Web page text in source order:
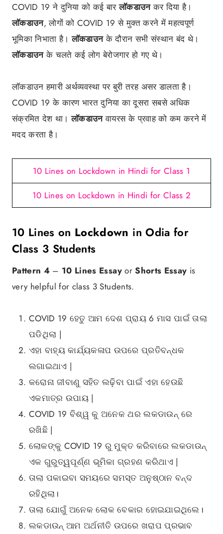
COVID 19 ने दुनिया को कई बारलॉकडाउनकर दिया है।
लॉकडाउन, लोगों को COVID 19 से मुक्त करने में महत्वपूर्ण
भूमिका निभाता है।लॉकडाउनके दौरान सभी संस्थान बंद थे।
लॉकडाउनके चलते कई लोग बेरोजगार हो गए थे।
लॉकडाउन हमारी अर्थव्यवस्था पर बुरी तरह असर डालता है।
COVID 19 के कारण भारत दुनिया का दूसरा सबसे अधिक
संक्रमित देश था।लॉकडाउनवायरस के प्रवाह को कम करने में
मदद करता है।
10 Lines on Lockdown in Hindi for Class 1
10 Lines on Lockdown in Hindi for Class 2
10 Lines on Lockdown in Odia for
Class 3 Students
Pattern 4 – 10 Lines EssayorShorts Essay is
very helpful for class 3 Students.
COVID 19 ହେତୁ ଆମ ଦେଶ ପ୍ରାୟ 6 ମାସ ପାଇଁ ତାଲା
ପଡିଥିଲା ​​|
ଏହା ବାହ୍ୟ କାର୍ଯ୍ୟକଳାପ ଉପରେ ପ୍ରତିବନ୍ଧକ
ଲଗାଇଥାଏ |
କରୋନା ଜୀବାଣୁ ସହିତ ଲଢ଼ିବା ପାଇଁ ଏହା ହେଉଛି
ଏକମାତ୍ର ଉପାୟ |
COVID 19 ବିଶ୍ୱ କୁ ଅନେକ ଥର ଲକଡାଉନ୍ ରେ
ରଖିଛି |
ଲୋକଙ୍କୁ COVID 19 ରୁ ମୁକ୍ତ କରିବାରେ ଲକଡାଉନ୍
ଏକ ଗୁରୁତ୍ୱପୂର୍ଣ୍ଣ ଭୂମିକା ଗ୍ରହଣ କରିଥାଏ |
ତାଲା ପକାଇବା ସମୟରେ ସମସ୍ତ ଅନୁଷ୍ଠାନ ବନ୍ଦ
ରହିଥିଲା।
ତାଲା ଯୋଗୁଁ ଅନେକ ଲୋକ ବେକାର ହୋଇଯାଇଥିଲେ।
ଲକଡାଉନ୍ ଆମ ଅର୍ଥନୀତି ଉପରେ ଖରାପ ପ୍ରଭାବ